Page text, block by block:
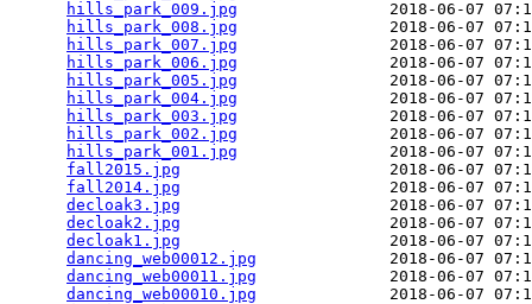
hills_park_009.jpg
2018-06-07
hills_park_008.jpg
2018-06-07
hills_park_007.jpg
2018-06-07
hills_park_006.jpg
2018-06-07
hills_park_005.jpg
2018-06-07
hills_park_004.jpg
2018-06-07
hills_park_003.jpg
2018-06-07
hills_park_002.jpg
2018-06-07
hills_park_001.jpg
2018-06-07
fall2015.jpg
2018-06-07
fall2014.jpg
2018-06-07
decloak3.jpg
2018-06-07
decloak2.jpg
2018-06-07
decloak1.jpg
2018-06-07
dancing_web00012.jpg
2018-06-07
dancing_web00011.jpg
2018-06-07
dancing_web00010.jpg
2018-06-07